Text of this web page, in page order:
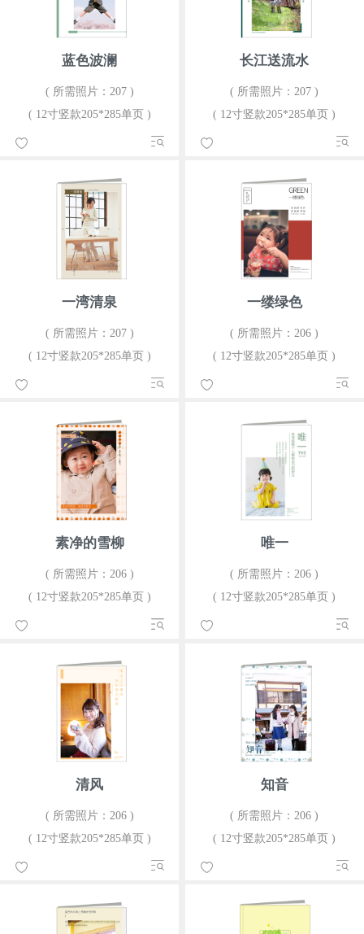
蓝色波澜
( 所需照片：207 )
( 12寸竖款205*285单页 )
长江送流水
( 所需照片：207 )
( 12寸竖款205*285单页 )
一湾清泉
( 所需照片：207 )
( 12寸竖款205*285单页 )
一缕绿色
( 所需照片：206 )
( 12寸竖款205*285单页 )
素净的雪柳
( 所需照片：206 )
( 12寸竖款205*285单页 )
唯一
( 所需照片：206 )
( 12寸竖款205*285单页 )
清风
( 所需照片：206 )
( 12寸竖款205*285单页 )
知音
( 所需照片：206 )
( 12寸竖款205*285单页 )